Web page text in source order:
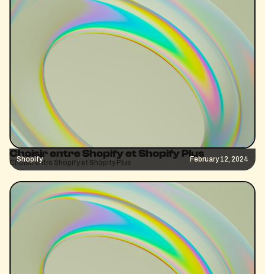
Shopify February 12, 2024
Choisir entre Shopify et Shopify Plus
Choisir entre Shopify et Shopify Plus